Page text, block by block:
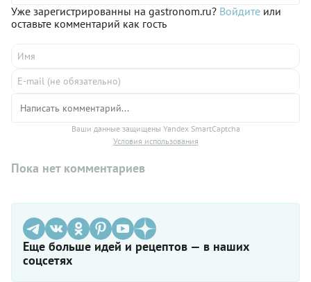
Уже зарегистрированны на gastronom.ru? Войдите или
оставьте комментарий как гость
Ваши данные защищены Yandex SmartCaptcha
Условия использования
Пока нет комментариев
Еще больше идей и рецептов — в наших
соцсетях